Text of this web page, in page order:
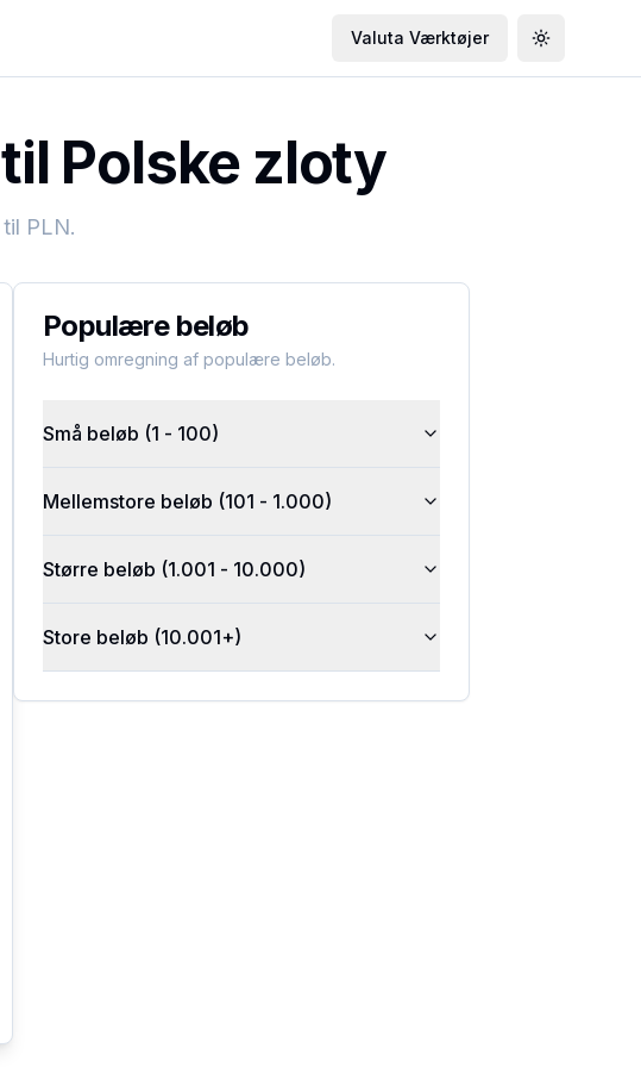
Valuta Værktøjer Toggle
Polske zloty
til PLN.
Populære beløb
Hurtig omregning af populære beløb.
Små beløb (1 - 100)
Mellemstore beløb (101 - 1.000)
Større beløb (1.001 - 10.000)
Store beløb (10.001+)